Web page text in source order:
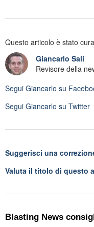
Questo articolo è stato
Giancarlo Sali
Revisore della
Segui Giancarlo su
Segui Giancarlo su Twitter
Suggerisci una
Valuta il titolo di questo
Blasting News